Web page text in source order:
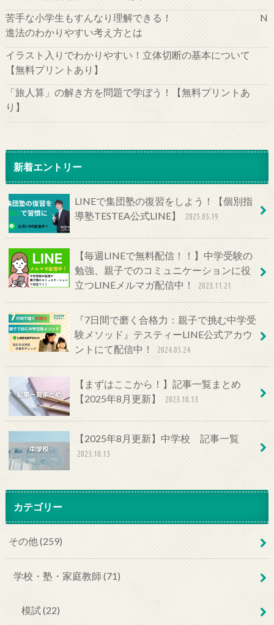
苦手な小学生もすんなり理解できる！ N
進法のわかりやすい考え方とは
イラスト入りでわかりやすい！立体切断の基本について
【無料プリントあり】
「旅人算」の解き方を問題で学ぼう！【無料プリントあ
り】
新着エントリー
LINEで集団塾の復習をしよう！【個別指
導塾TESTEA公式LINE】
2025.05.19
【毎週LINEで無料配信！！】中学受験の
勉強、親子でのコミュニケーションに役
立つLINEメルマガ配信中！
2023.11.21
『7日間で磨く合格力：親子で挑む中学受
験メソッド』テスティーLINE公式アカウ
ントにて配信中！
2024.05.24
【まずはここから！】記事一覧まとめ
【2025年8月更新】
2023.10.13
【2025年8月更新】中学校 記事一覧
2023.10.13
カテゴリー
その他 (259)
学校・塾・家庭教師 (71)
模試 (22)